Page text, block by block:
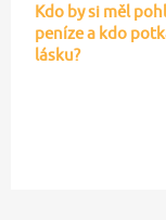
Kdo by si měl
peníze a kdo
lásku?